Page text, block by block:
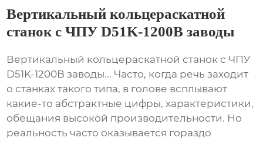
Вертикальный кольцераскатной
станок с ЧПУ D51K-1200B заводы
Вертикальный кольцераскатной станок с ЧПУ
D51K-1200B заводы... Часто, когда речь заходит
о станках такого типа, в голове всплывают
какие-то абстрактные цифры, характеристики,
обещания высокой производительности. Но
реальность часто оказывается гораздо